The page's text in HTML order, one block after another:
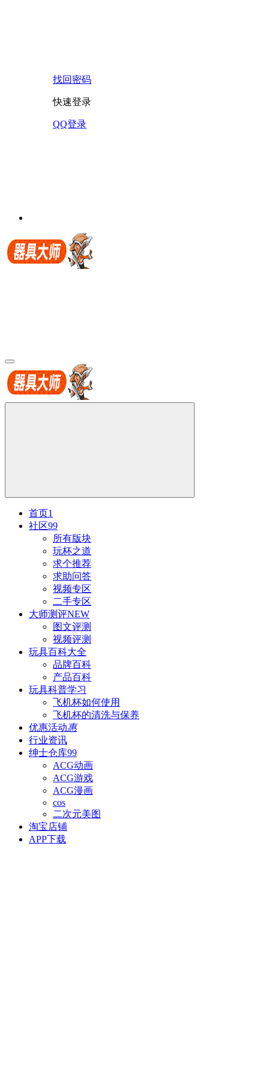
找回密码
快速登录
QQ登录
首页1
社区99
所有版块
玩杯之道
求个推荐
求助问答
视频专区
二手专区
大师测评NEW
图文评测
视频评测
玩具百科大全
品牌百科
产品百科
玩具科普学习
飞机杯如何使用
飞机杯的清洗与保养
优惠活动惠
行业资讯
绅士仓库99
ACG动画
ACG游戏
ACG漫画
cos
二次元美图
淘宝店铺
APP下载